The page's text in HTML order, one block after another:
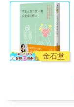
金石堂